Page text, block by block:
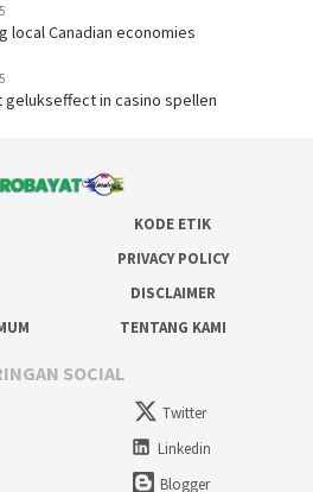
local Canadian economies
in casino spellen
KODE ETIK
PRIVACY POLICY
DISCLAIMER
TENTANG KAMI
SOCIAL
Twitter
Linkedin
Blogger